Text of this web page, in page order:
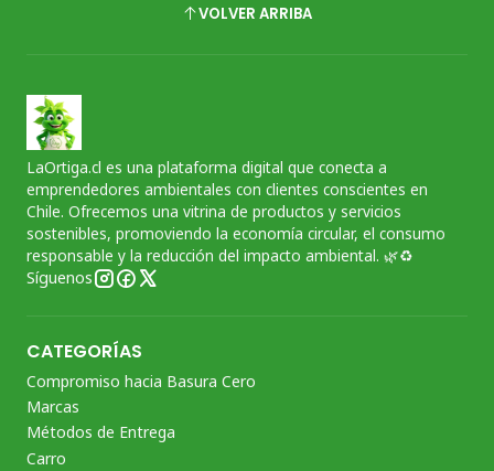
VOLVER ARRIBA
LaOrtiga.cl es una plataforma digital que conecta a
emprendedores ambientales con clientes conscientes en
Chile. Ofrecemos una vitrina de productos y servicios
sostenibles, promoviendo la economía circular, el consumo
responsable y la reducción del impacto ambiental. 🌿♻️
Síguenos
CATEGORÍAS
Compromiso hacia Basura Cero
Marcas
Métodos de Entrega
Carro